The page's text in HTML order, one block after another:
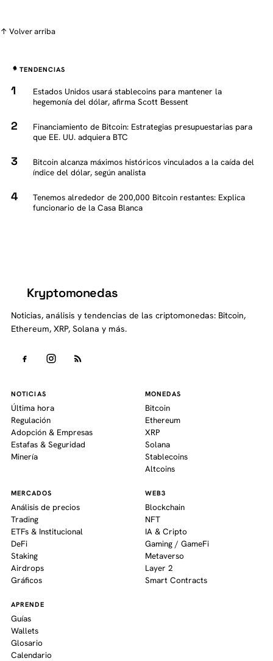
↑ Volver arriba
TENDENCIAS
Estados Unidos usará stablecoins para mantener la
hegemonía del dólar, afirma Scott Bessent
Financiamiento de Bitcoin: Estrategias presupuestarias para
que EE. UU. adquiera BTC
Bitcoin alcanza máximos históricos vinculados a la caída del
índice del dólar, según analista
Tenemos alrededor de 200,000 Bitcoin restantes: Explica
funcionario de la Casa Blanca
Kryptomonedas
Noticias, análisis y tendencias de las criptomonedas: Bitcoin,
Ethereum, XRP, Solana y más.
NOTICIAS
Última hora
Regulación
Adopción & Empresas
Estafas & Seguridad
Minería
MONEDAS
Bitcoin
Ethereum
XRP
Solana
Stablecoins
Altcoins
MERCADOS
Análisis de precios
Trading
ETFs & Institucional
DeFi
Staking
Airdrops
Gráficos
WEB3
Blockchain
NFT
IA & Cripto
Gaming / GameFi
Metaverso
Layer 2
Smart Contracts
APRENDE
Guías
Wallets
Glosario
Calendario